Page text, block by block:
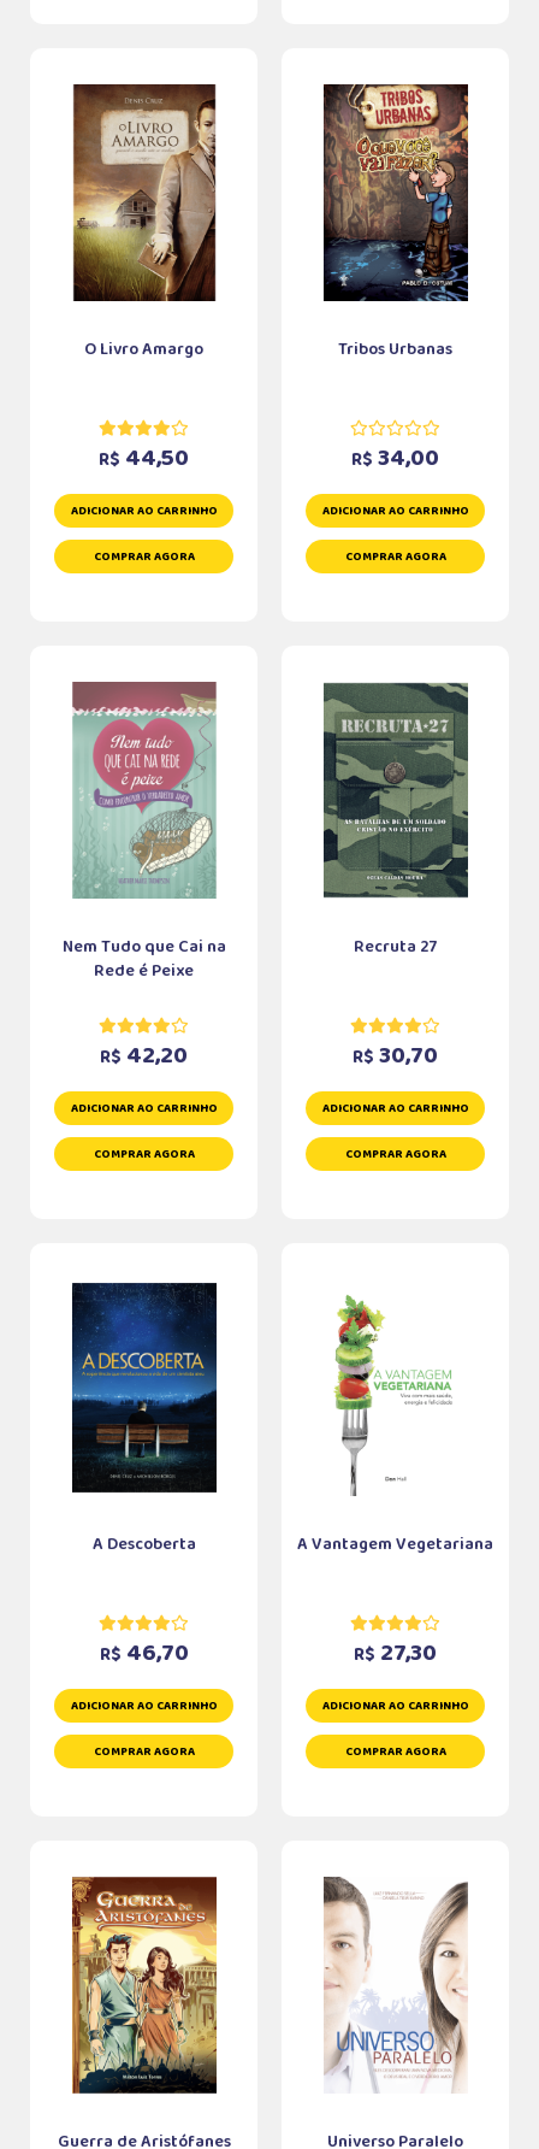
O Livro Amargo
R$ 44,50
ADICIONAR AO CARRINHO
COMPRAR AGORA
Tribos Urbanas
R$ 34,00
ADICIONAR AO CARRINHO
COMPRAR AGORA
Nem Tudo que Cai na
Rede é Peixe
R$ 42,20
ADICIONAR AO CARRINHO
COMPRAR AGORA
Recruta 27
R$ 30,70
ADICIONAR AO CARRINHO
COMPRAR AGORA
A Descoberta
R$ 46,70
ADICIONAR AO CARRINHO
COMPRAR AGORA
A Vantagem Vegetariana
R$ 27,30
ADICIONAR AO CARRINHO
COMPRAR AGORA
Guerra de Aristófanes Universo Paralelo